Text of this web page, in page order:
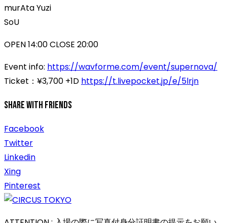
murAta Yuzi
SoU
OPEN 14:00 CLOSE 20:00
Event info: https://wavforme.com/event/supernova/
Ticket：¥3,700 +1D https://t.livepocket.jp/e/5lrjn
Share With Friends
Facebook
Twitter
Linkedin
Xing
Pinterest